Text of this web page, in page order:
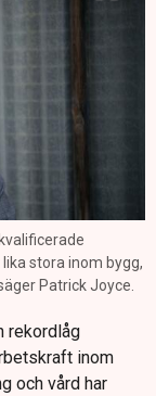
stora inom bygg,
Patrick Joyce.
rekordlåg
inom
och vård har